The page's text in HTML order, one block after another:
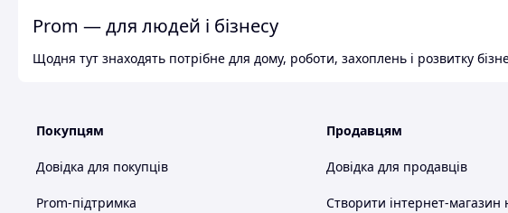
Prom — для людей і бізнесу
Щодня тут знаходять потрібне для дому, роботи, захоплень і розвитку
Покупцям
Довідка для покупців
Prom-підтримка
Продавцям
Довідка для продавців
Створити інтернет-магазин